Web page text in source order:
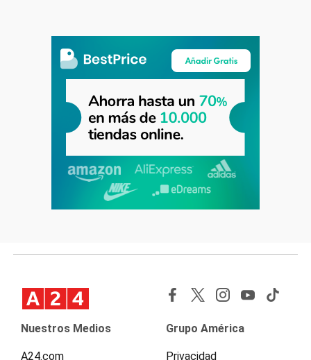
Nuestros Medios
A24.com
Grupo América
Privacidad